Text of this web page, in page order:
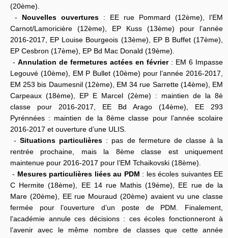
(20ème).
-
Nouvelles ouvertures : EE rue Pommard (12ème), l’EM
Carnot/Lamoricière (12ème), EP Kuss (13ème) pour l’année
2016-2017, EP Louise Bourgeois (13ème), EP B Buffet (17ème),
EP Cesbron (17ème), EP Bd Mac Donald (19ème).
- Annulation de fermetures actées en février: EM 6 Impasse
Legouvé (10ème), EM P Bullet (10ème) pour l’année 2016-2017,
EM 253 bis Daumesnil (12ème), EM 34 rue Sarrette (14ème), EM
Carpeaux (18ème), EP E Marcel (2ème) : maintien de la 8è
classe pour 2016-2017, EE Bd Arago (14ème), EE 293
Pyrénnées : maintien de la 8ème classe pour l’année scolaire
2016-2017 et ouverture d’une ULIS.
-Situations particulières : pas de fermeture de classe à la
rentrée prochaine, mais la 8ème classe est uniquement
maintenue pour 2016-2017 pour l’EM Tchaikovski (18ème).
- Mesures particulières liées au PDM : les écoles suivantes EE
C Hermite (18ème), EE 14 rue Mathis (19ème), EE rue de la
Mare (20ème), EE rue Mouraud (20ème) avaient vu une classe
fermée pour l’ouverture d’un poste de PDM. Finalement,
l’académie annule ces décisions : ces écoles fonctionneront à
l’avenir avec le même nombre de classes que cette année